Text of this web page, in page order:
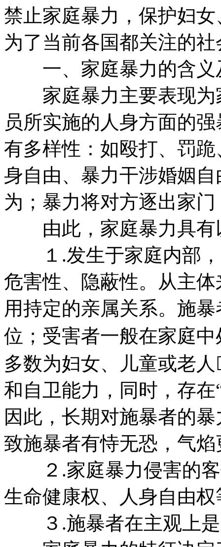
禁止家庭暴力，保护妇
为了当前各国都关注的
一、家庭暴力的含义
家庭暴力主要表现为
员所实施的人身方面的
有多样性：如殴打、罚
身自由、暴力干涉婚姻
为；暴力将对方逐出家
由此，家庭暴力具有
１.发生于家庭内部，
危害性、隐蔽性。从主
用持定的亲属关系。施
位；受害者一般在家庭
多数为妇女、儿童或老
和自卫能力，同时，存
因此，长期对施暴者的
致施暴者有恃无恐，气
２.家庭暴力侵害的客
生命健康权、人身自由权
３.施暴者在主观上是